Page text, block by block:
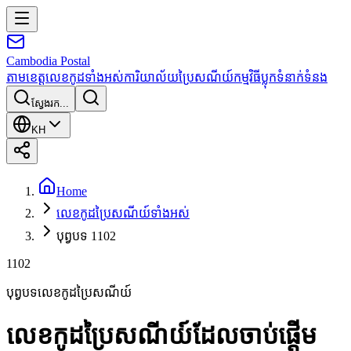
Cambodia Postal
តាមខេត្តលេខកូដទាំងអស់ការិយាល័យប្រៃសណីយ៍កម្មវិធីប្លុកទំនាក់ទំនង
ស្វែងរក...
KH
Home
លេខកូដប្រៃសណីយ៍ទាំងអស់
បុព្វបទ 1102
1102
បុព្វបទលេខកូដប្រៃសណីយ៍
លេខកូដប្រៃសណីយ៍ដែលចាប់ផ្តើម